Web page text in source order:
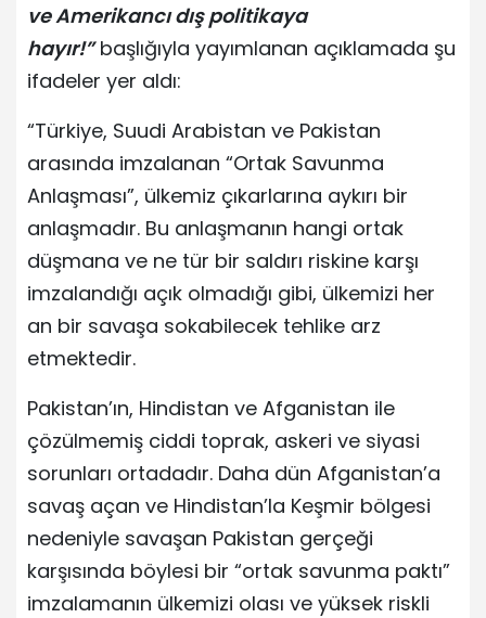
ve Amerikancı dış politikaya
hayır!”başlığıyla yayımlanan açıklamada şu
ifadeler yer aldı:
“Türkiye, Suudi Arabistan ve Pakistan
arasında imzalanan “Ortak Savunma
Anlaşması”, ülkemiz çıkarlarına aykırı bir
anlaşmadır. Bu anlaşmanın hangi ortak
düşmana ve ne tür bir saldırı riskine karşı
imzalandığı açık olmadığı gibi, ülkemizi her
an bir savaşa sokabilecek tehlike arz
etmektedir.
Pakistan’ın, Hindistan ve Afganistan ile
çözülmemiş ciddi toprak, askeri ve siyasi
sorunları ortadadır. Daha dün Afganistan’a
savaş açan ve Hindistan’la Keşmir bölgesi
nedeniyle savaşan Pakistan gerçeği
karşısında böylesi bir “ortak savunma paktı”
imzalamanın ülkemizi olası ve yüksek riskli